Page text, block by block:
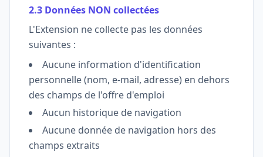
2.3 Données NON collectées
L'Extension ne collecte pas les données
suivantes :
Aucune information d'identification
personnelle (nom, e-mail, adresse) en dehors
des champs de l'offre d'emploi
Aucun historique de navigation
Aucune donnée de navigation hors des
champs extraits